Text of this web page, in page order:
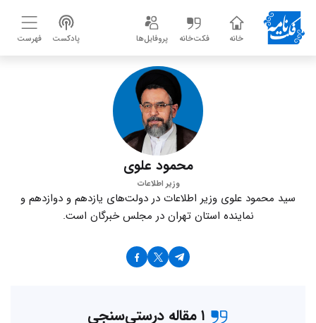
خانه فکت‌خانه پروفایل‌ها پادکست فهرست
محمود علوی
وزیر اطلاعات
سید محمود علوی وزیر اطلاعات در دولت‌های یازدهم و دوازدهم و
نماینده استان تهران در مجلس خبرگان است.
۱ مقاله درستی‌سنجی